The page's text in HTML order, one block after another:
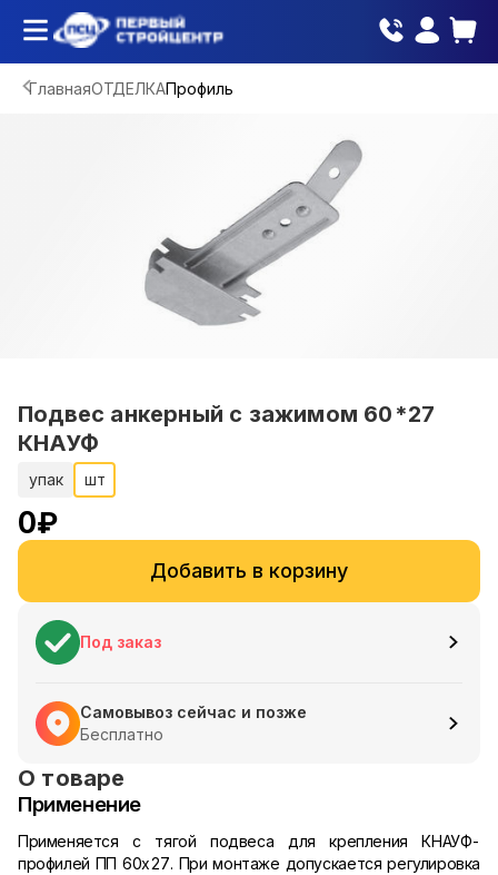
ГлавнаяОТДЕЛКАПрофиль
Подвес анкерный с зажимом 60*27
КНАУФ
упак шт
0₽
Добавить в корзину
Под заказ
Самовывоз сейчас и позже
Бесплатно
О товаре
Применение
Применяется с тягой подвеса для крепления КНАУФ-
профилей ПП 60х27. При монтаже допускается регулировка